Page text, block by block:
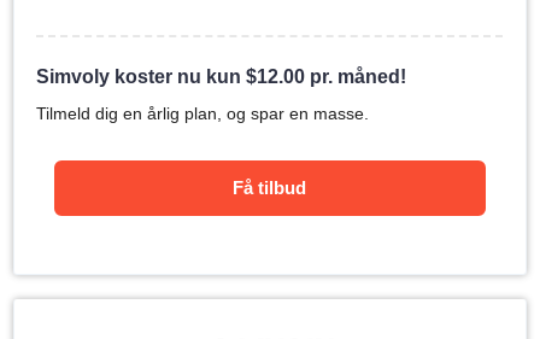
Simvoly koster nu kun$12.00 pr. måned!
Tilmeld dig en årlig plan, og spar en masse.
Få tilbud